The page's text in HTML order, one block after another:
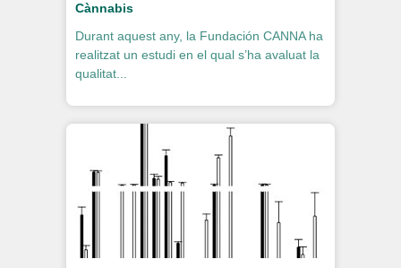
Cànnabis
Durant aquest any, la Fundación CANNA ha
realitzat un estudi en el qual s’ha avaluat la
qualitat...